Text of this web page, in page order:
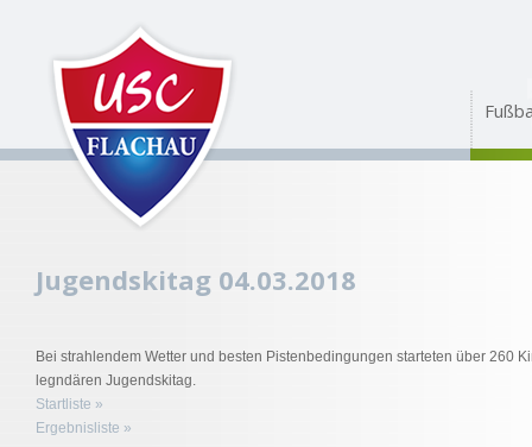
Jugendskitag 04.03.2018
Bei strahlendem Wetter und besten Pistenbedingungen starteten über 260
legndären Jugendskitag.
Startliste »
Ergebnisliste »